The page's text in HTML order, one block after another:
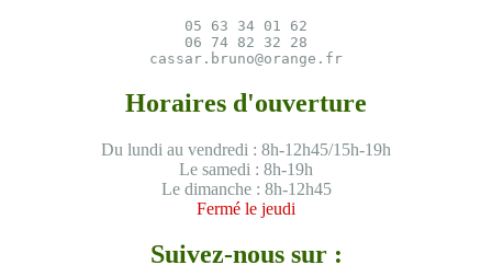
05 63 34 01 62
06 74 82 32 28
cassar.bruno@orange.fr
Horaires d'ouverture
Du lundi au vendredi : 8h-12h45/15h-19h
Le samedi : 8h-19h
Le dimanche : 8h-12h45
Fermé le jeudi
Suivez-nous sur :